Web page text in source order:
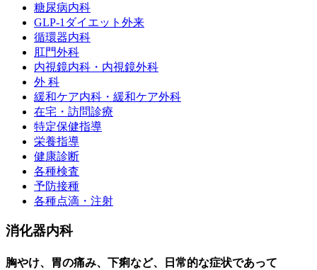
糖尿病内科
GLP‐1ダイエット外来
循環器内科
肛門外科
内視鏡内科・内視鏡外科
外 科
緩和ケア内科・緩和ケア外科
在宅・訪問診療
特定保健指導
栄養指導
健康診断
各種検査
予防接種
各種点滴・注射
消化器内科
胸やけ、胃の痛み、下痢など、日常的な症状であって